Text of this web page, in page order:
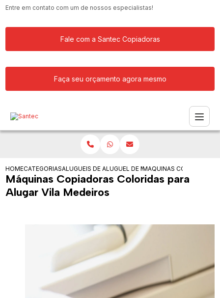
Entre em contato com um de nossos especialistas!
Fale com a Santec Copiadoras
Faça seu orçamento agora mesmo
HOMECATEGORIASALUGUEIS DE COPIADORASALUGUEL DE MAQUINA COPIADORA
MAQUINAS COPIADORAS
Máquinas Copiadoras Coloridas para
Alugar Vila Medeiros